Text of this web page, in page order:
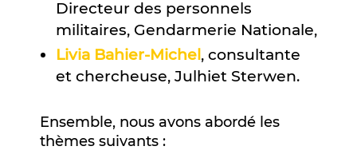
Directeur des personnels
militaires, Gendarmerie Nationale,
Livia Bahier-Michel, consultante
et chercheuse, Julhiet Sterwen.
Ensemble, nous avons abordé les
thèmes suivants :